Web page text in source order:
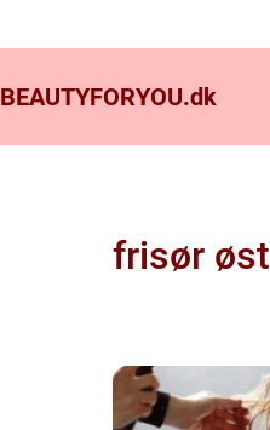
BEAUTYFORYOU.dk
frisør